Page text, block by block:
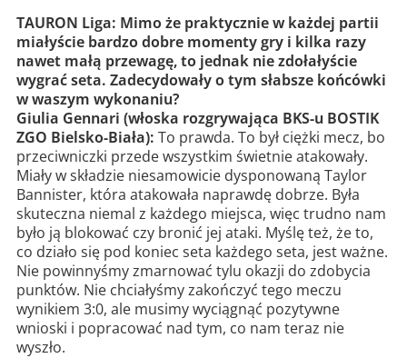
TAURON Liga: Mimo że praktycznie w każdej partii
miałyście bardzo dobre momenty gry i kilka razy
nawet małą przewagę, to jednak nie zdołałyście
wygrać seta. Zadecydowały o tym słabsze końcówki
w waszym wykonaniu?
Giulia Gennari (włoska rozgrywająca BKS-u BOSTIK
ZGO Bielsko-Biała): To prawda. To był ciężki mecz, bo
przeciwniczki przede wszystkim świetnie atakowały.
Miały w składzie niesamowicie dysponowaną Taylor
Bannister, która atakowała naprawdę dobrze. Była
skuteczna niemal z każdego miejsca, więc trudno nam
było ją blokować czy bronić jej ataki. Myślę też, że to,
co działo się pod koniec seta każdego seta, jest ważne.
Nie powinnyśmy zmarnować tylu okazji do zdobycia
punktów. Nie chciałyśmy zakończyć tego meczu
wynikiem 3:0, ale musimy wyciągnąć pozytywne
wnioski i popracować nad tym, co nam teraz nie
wyszło.